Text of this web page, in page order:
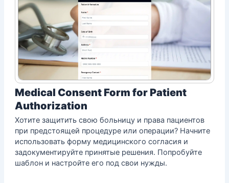
Medical Consent Form for Patient
Authorization
Хотите защитить свою больницу и права пациентов
при предстоящей процедуре или операции? Начните
использовать форму медицинского согласия и
задокументируйте принятые решения. Попробуйте
шаблон и настройте его под свои нужды.